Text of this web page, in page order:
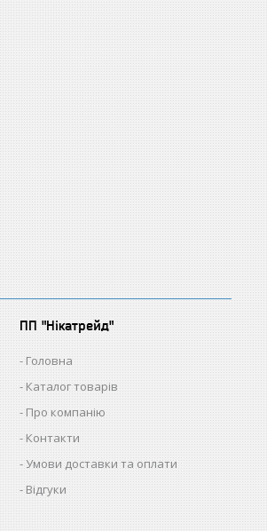
ПП "Нікатрейд"
Головна
Каталог товарів
Про компанію
Контакти
Умови доставки та оплати
Відгуки